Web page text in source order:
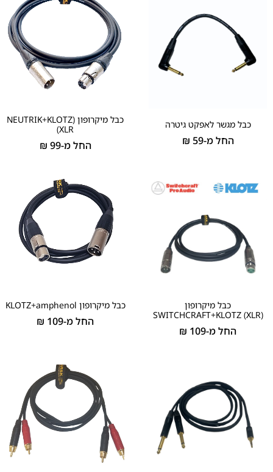
כבל מגשר לאפקט גיטרה
החל מ-59
₪
כבל מיקרופון (NEUTRIK+KLOTZ
(XLR
החל מ-99
₪
כבל מיקרופון
(SWITCHCRAFT+KLOTZ (XLR
החל מ-109
₪
כבל מיקרופון KLOTZ+amphenol
החל מ-109
₪